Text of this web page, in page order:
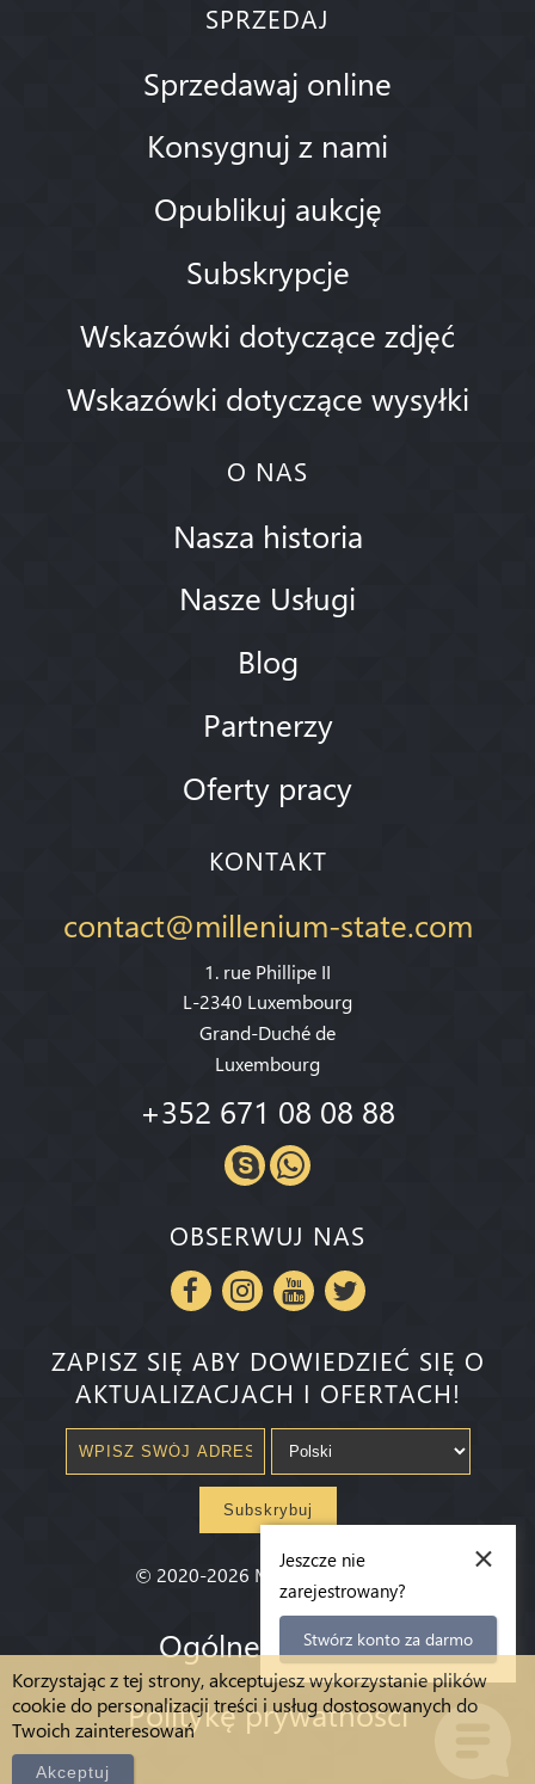
Korzystając z tej strony, akceptujesz wykorzystanie plików
cookie do personalizacji treści i usług dostosowanych do
Twoich zainteresowań
Akceptuj
SPRZEDAJ
Sprzedawaj online
Konsygnuj z nami
Opublikuj aukcję
Subskrypcje
Wskazówki dotyczące zdjęć
Wskazówki dotyczące wysyłki
O NAS
Nasza historia
Nasze Usługi
Blog
Partnerzy
Oferty pracy
KONTAKT
contact@millenium-state.com
1. rue Phillipe II
L-2340 Luxembourg
Grand-Duché de
Luxembourg
+352 671 08 08 88
OBSERWUJ NAS
ZAPISZ SIĘ ABY DOWIEDZIEĆ SIĘ O
AKTUALIZACJACH I OFERTACH!
Subskrybuj
© 2020-2026 Millenium State
Ogólne warunki
Politykę prywatności
×
Jeszcze nie
zarejestrowany?
Stwórz konto za darmo